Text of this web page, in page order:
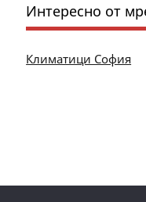
Интересно от
Климатици София